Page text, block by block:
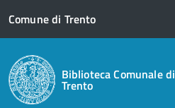
Comune di Trento
Biblioteca Comunale di
Trento